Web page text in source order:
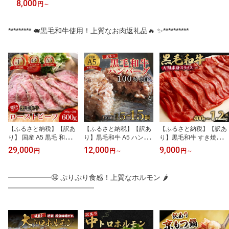
8,000 円 ～
********* 🐖黒毛和牛使用！上質なお肉返礼品🔥 ✨**********
【ふるさと納税】【訳あ
り】 国産 A5 黒毛 和牛
ローストビーフ 300g×2
600g 厳選 おすすめ 大人
ク お取り寄せ グルメ 牛
肉 調理済 お惣菜 洋食 贅
沢 高級 加工品 冷凍 自宅
ズ
29,000 円
【ふるさと納税】【訳あ
り】黒毛和牛 A5 ハンバ
ーグ 140g ×5〜15個｜国
産 和牛 真空個包装 冷凍
舞鶴
12,000 円 ～
【ふるさと納税】【訳あ
り】黒毛和牛 すき焼き
赤身 大判 400g〜1.2kg｜
国産牛 肩ウデ 塩こうじ
ぶしゃぶ スキしゃぶ 京
都 舞鶴 幸福亭
9,000 円 ～
━━━━━━🤤 ぷりぷり食感！上質なホルモン 🌶️
━━━━━━━━━━━━